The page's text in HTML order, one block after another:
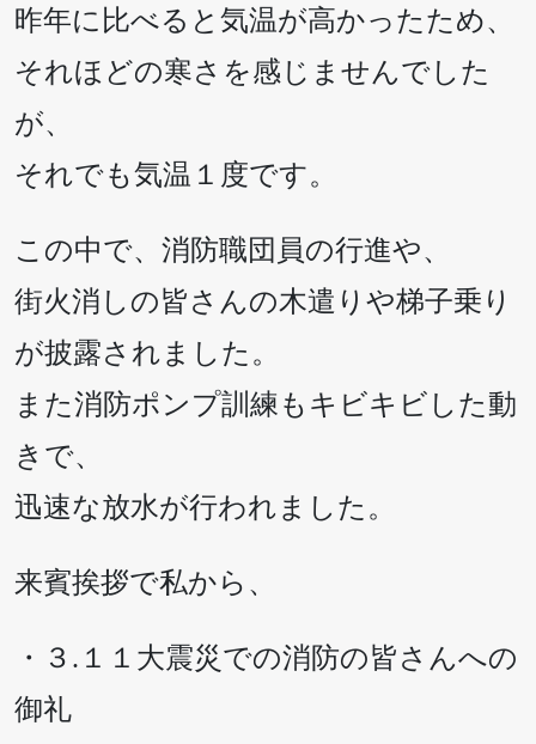
昨年に比べると気温が高かったため、
それほどの寒さを感じませんでした
が、
それでも気温１度です。
この中で、消防職団員の行進や、
街火消しの皆さんの木遣りや梯子乗り
が披露されました。
また消防ポンプ訓練もキビキビした動
きで、
迅速な放水が行われました。
来賓挨拶で私から、
・３.１１大震災での消防の皆さんへの
御礼